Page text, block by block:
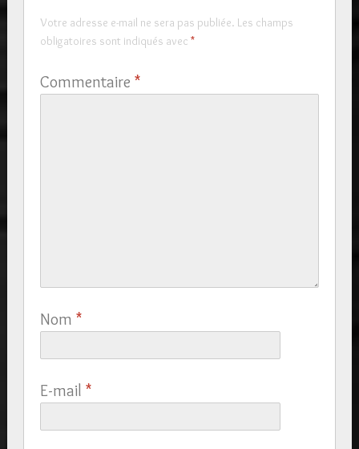
Votre adresse e-mail ne sera pas publiée. Les champs
obligatoires sont indiqués avec *
Commentaire *
Nom *
E-mail *